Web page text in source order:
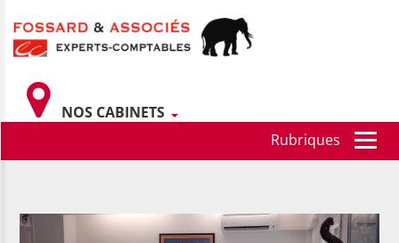
NOS CABINETS